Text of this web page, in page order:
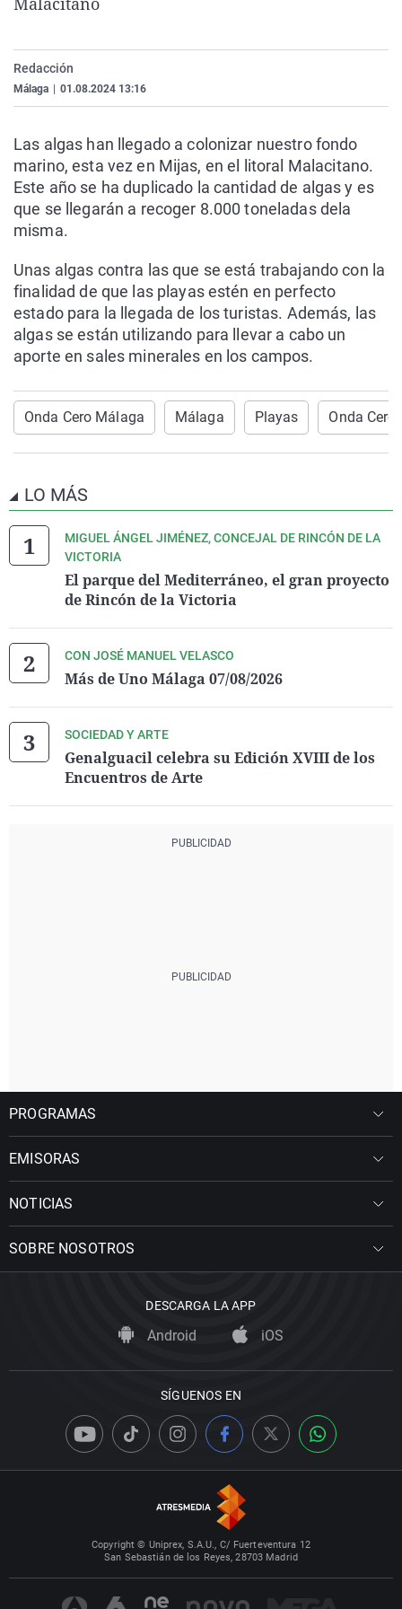
Gente viajera
Retornados
Operación Viuda
Galicia
Navarra
País Vasco
Televisión
Redacción
Málaga 01.08.2024 13:16
Las algas han llegado a colonizar nuestro fondo
marino, esta vez en Mijas, en el litoral Malacitano.
Este año se ha duplicado la cantidad de algas y es
que se llegarán a recoger 8.000 toneladas dela
misma.
Unas algas contra las que se está trabajando con la
finalidad de que las playas estén en perfecto
estado para la llegada de los turistas. Además, las
algas se están utilizando para llevar a cabo un
aporte en sales minerales en los campos.
Onda Cero Málaga Málaga Playas Onda Cero
LO MÁS
MIGUEL ÁNGEL JIMÉNEZ, CONCEJAL DE RINCÓN DE LA
VICTORIA
El parque del Mediterráneo, el gran proyecto
de Rincón de la Victoria
CON JOSÉ MANUEL VELASCO
Más de Uno Málaga 07/08/2026
SOCIEDAD Y ARTE
Genalguacil celebra su Edición XVIII de los
Encuentros de Arte
PROGRAMAS
EMISORAS
NOTICIAS
SOBRE NOSOTROS
DESCARGA LA APP
Android iOS
SÍGUENOS EN
Copyright © Uniprex, S.A.U., C/ Fuerteventura 12
San Sebastián de los Reyes, 28703 Madrid